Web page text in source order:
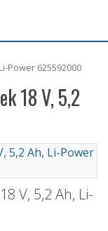
Power 625592000
18 V, 5,2
V, 5,2 Ah, Li-